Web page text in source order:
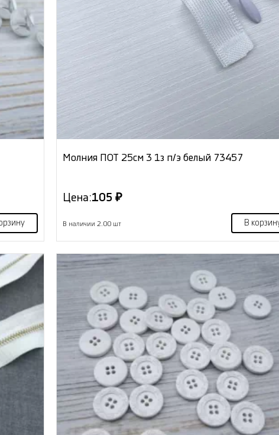
Молния ПОТ 25см 3 1з п/э белый 73457
Цена:105 ₽
В наличии 2.00 шт В